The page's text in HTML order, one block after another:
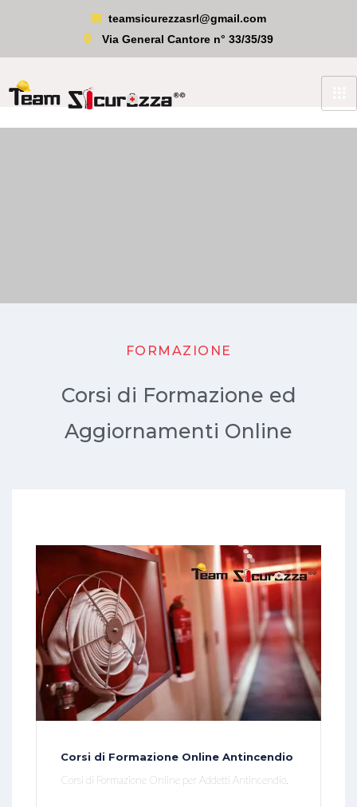
teamsicurezzasrl@gmail.com
Via General Cantore n° 33/35/39
FORMAZIONE
Corsi di Formazione ed
Aggiornamenti Online
Corsi di Formazione Online Antincendio
Corsi di Formazione Online per Addetti Antincendio.